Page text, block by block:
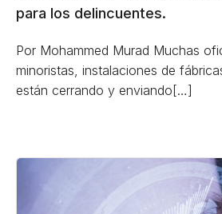
para los delincuentes.
Por Mohammed Murad Muchas
minoristas, instalaciones de
están cerrando y enviando[…]